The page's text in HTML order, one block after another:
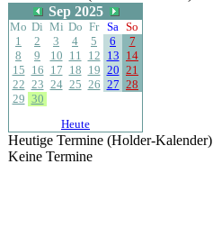
Sep 2025
Mo Di Mi Do Fr Sa So
1
2 3 4 5 6
7
8
9 10 11 12 13 14
15 16 17 18 19 20 21
22 23 24 25 26 27 28
29 30
Heute
Heutige Termine (Holder-Kalender)
Keine Termine